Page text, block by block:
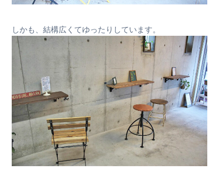
しかも、結構広くてゆったりしています。